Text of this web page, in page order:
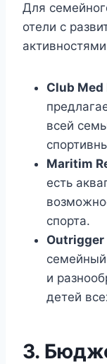
Для
отели с
Club Med
всей
Maritim
есть
спорта.
Outrigger
и
детей
3.